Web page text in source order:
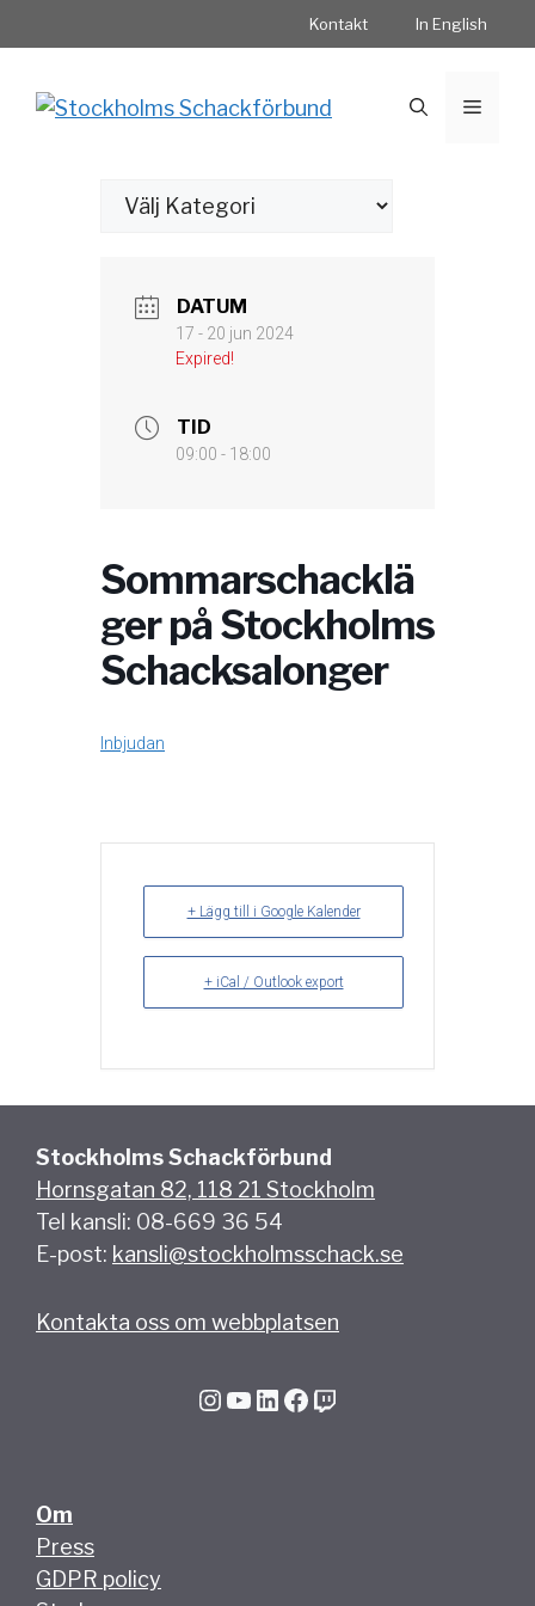
till
Kontakt In English
Meny
DATUM
17 - 20 jun 2024
Expired!
TID
09:00 - 18:00
Sommarschacklä
ger på Stockholms
Schacksalonger
Inbjudan
+ Lägg till i Google Kalender
+ iCal / Outlook export
Stockholms Schackförbund
Hornsgatan 82, 118 21 Stockholm
Tel kansli: 08-669 36 54
E-post: kansli@stockholmsschack.se
Kontakta oss om webbplatsen
InstagramYouTube LinkedIn Facebook Twitch
Om
Press
GDPR policy